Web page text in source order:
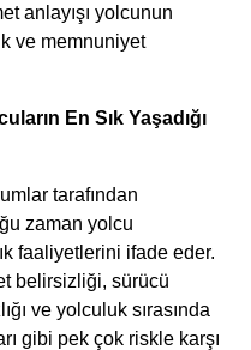
anlayışı yolcunun
ve memnuniyet
En Sık Yaşadığı
tarafından
zaman yolcu
faaliyetlerini ifade eder.
belirsizliği, sürücü
ve yolculuk sırasında
gibi pek çok riskle karşı